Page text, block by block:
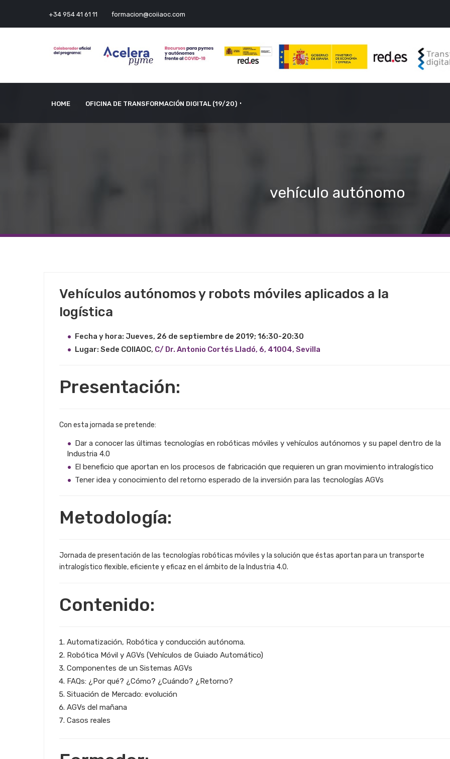
+34 954 41 61 11 formacion@coiiaoc.com
HOME OFICINA DE TRANSFORMACIÓN DIGITAL (19/20)
vehículo autónomo
29 ABRIL, 2019 SIN CATEGORÍA
Vehículos autónomos y robots móviles aplicados a la
logística
Fecha y hora: Jueves, 26 de septiembre de 2019; 16:30-20:30
Lugar: Sede COIIAOC, C/ Dr. Antonio Cortés Lladó, 6, 41004, Sevilla
Presentación:
Con esta jornada se pretende:
Dar a conocer las últimas tecnologías en robóticas móviles y vehículos autónomos y su papel dentro de la
Industria 4.0
El beneficio que aportan en los procesos de fabricación que requieren un gran movimiento intralogístico
Tener idea y conocimiento del retorno esperado de la inversión para las tecnologías AGVs
Metodología:
Jornada de presentación de las tecnologías robóticas móviles y la solución que éstas aportan para un transporte
intralogístico flexible, eficiente y eficaz en el ámbito de la Industria 4.0.
Contenido:
Automatización, Robótica y conducción autónoma.
Robótica Móvil y AGVs (Vehículos de Guiado Automático)
Componentes de un Sistemas AGVs
FAQs: ¿Por qué? ¿Cómo? ¿Cuándo? ¿Retorno?
Situación de Mercado: evolución
AGVs del mañana
Casos reales